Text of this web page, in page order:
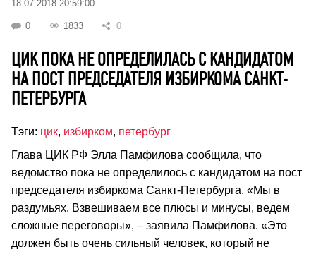
18.07.2018 20:59:00
0 1833 0
ЦИК ПОКА НЕ ОПРЕДЕЛИЛАСЬ С КАНДИДАТОМ
НА ПОСТ ПРЕДСЕДАТЕЛЯ ИЗБИРКОМА САНКТ-
ПЕТЕРБУРГА
Тэги: цик, избирком, петербург
Глава ЦИК РФ Элла Памфилова сообщила, что
ведомство пока не определилось с кандидатом на пост
председателя избиркома Санкт-Петербурга. «Мы в
раздумьях. Взвешиваем все плюсы и минусы, ведем
сложные переговоры», – заявила Памфилова. «Это
должен быть очень сильный человек, который не